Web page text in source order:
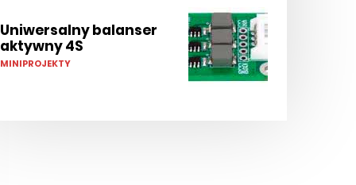
Uniwersalny balanser
aktywny 4S
MINIPROJEKTY